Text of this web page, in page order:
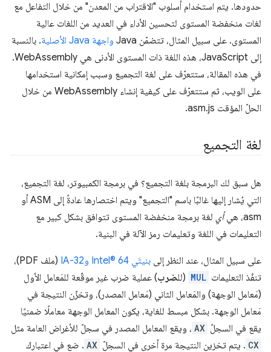
حدودها. يتم استخدام أسلوب "الاقتراب من المعدن" من خلال التفاعل مع
لغات منخفضة المستوى لتحسين الأداء في العديد من اللغات عالية
المستوى. على سبيل المثال، تتضمّن Java
واجهة Java الأصلية
. بالنسبة
إلى JavaScript، هذه اللغة ذات المستوى الأدنى هي WebAssembly.
في هذه المقالة، ستتعرّف على لغة التجميع وسبب إمكانية استخدامها
على الويب، ثم ستتعرّف على كيفية إنشاء WebAssembly من خلال
الحلّ المؤقت asm.js.
لغة التجميع
هل سبق لك البرمجة بلغة التجميع؟ في برمجة الكمبيوتر، لغة التجميع،
التي يُشار إليها غالبًا باسم "التجميع" ويتم اختصارها عادةً إلى ASM أو
asm، هي
أي لغة برمجة منخفضة المستوى تتوافق بشكل كبير مع
التعليمات في اللغة وتعليمات رمز الآلة في البنية.
على سبيل المثال، عند النظر إلى بنيتَي Intel® 64 وIA-32
(ملف PDF)،
تنفّذ التعليمات MUL (للضرب) عملية ضرب غير موقّعة للمَعامل الأول
(مَعامل الوجهة) والمَعامل الثاني (مَعامل المصدر)، وتخزّن النتيجة في
مَعامل الوجهة. بشكل مبسط للغاية، يكون المعامل الوجهة معاملًا ضمنيًا
يقع في السجلّ AX ، ويقع المعامل المصدر في سجلّ للأغراض العامة مثل
CX . يتم تخزين النتيجة مرة أخرى في السجلّ AX . ضع في اعتبارك